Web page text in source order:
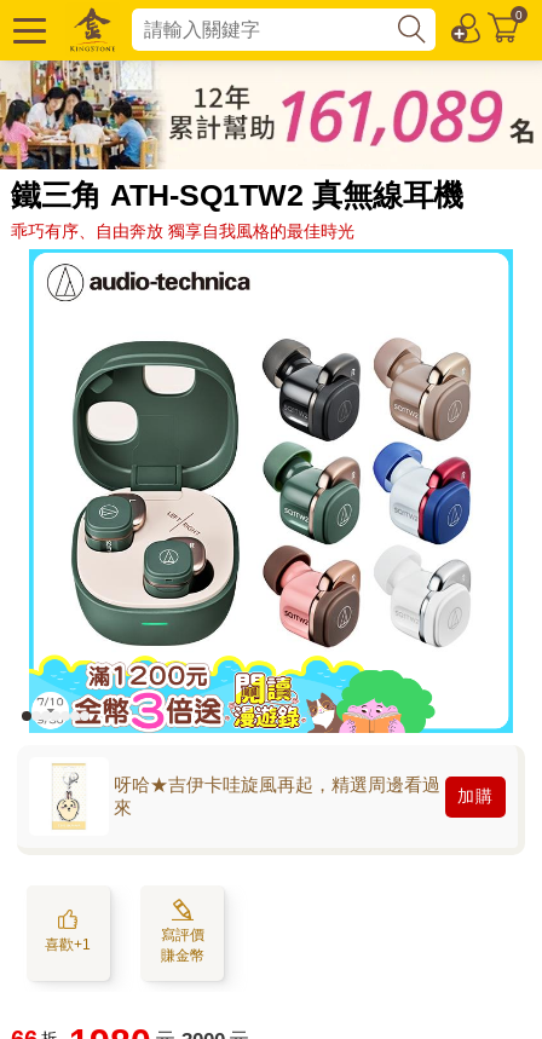
0
鐵三角 ATH-SQ1TW2 真無線耳機
乖巧有序、自由奔放 獨享自我風格的最佳時光
呀哈★吉伊卡哇旋風再起，精選周邊看過
來
加購
喜歡+1
寫評價
賺金幣